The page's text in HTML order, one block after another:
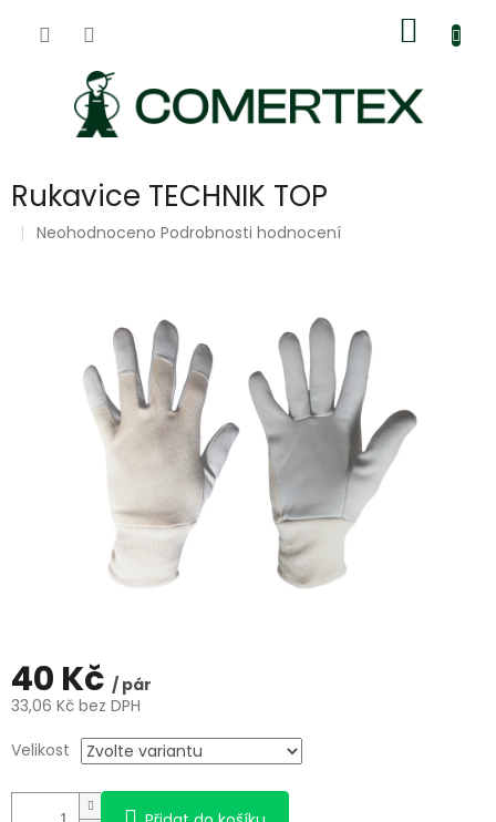
košík
Rukavice TECHNIK TOP
Průměrné
hvězdiček.
Neohodnoceno Podrobnosti hodnocení
40 Kč / pár
33,06 Kč bez DPH
cena:
Velikost